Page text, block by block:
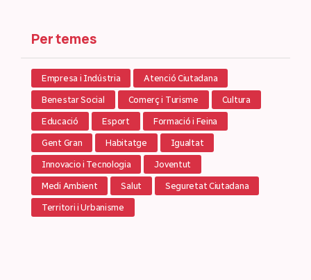
Per temes
Empresa i Indústria Atenció Ciutadana
Benestar Social Comerç i Turisme Cultura
Educació Esport Formació i Feina
Gent Gran Habitatge Igualtat
Innovacio i Tecnologia Joventut
Medi Ambient Salut Seguretat Ciutadana
Territori i Urbanisme